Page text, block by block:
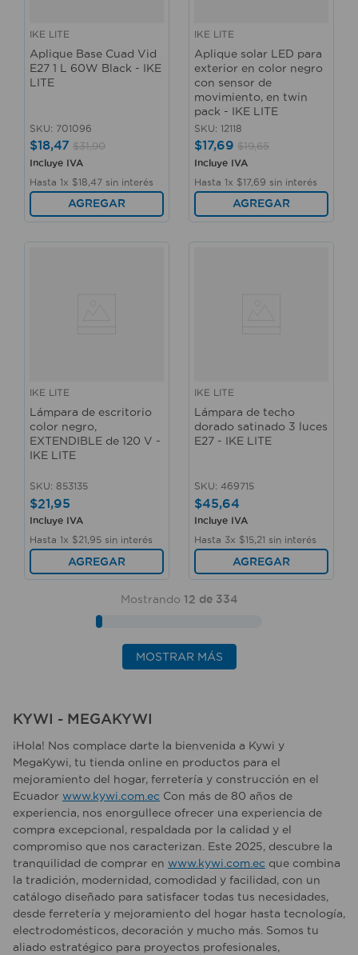
IKE LITE
Aplique Base Cuad Vid
E27 1 L 60W Black - IKE
LITE
SKU: 701096
$18,47 $31,90
Incluye IVA
Hasta 1x $18 47 sin interés
AGREGAR
IKE LITE
Aplique solar LED para
exterior en color negro
con sensor de
movimiento, en twin
pack - IKE LITE
SKU: 12118
$17,69 $19,65
Incluye IVA
Hasta 1x $17, 69 sin interés
AGREGAR
IKE LITE
Lámpara de escritorio
color negro,
EXTENDIBLE de 120 V -
IKE LITE
SKU: 853135
$21,95
Incluye IVA
Hasta 1x $21 95 sin interés
AGREGAR
IKE LITE
Lámpara de techo
dorado satinado 3 luces
E27 - IKE LITE
SKU: 469715
$45,64
Incluye IVA
Hasta 3x $15 21 sin interés
AGREGAR
Mostrando 12 de 334
MOSTRAR MÁS
KYWI - MEGAKYWI
¡Hola! Nos complace darte la bienvenida a Kywi y
MegaKywi, tu tienda online en productos para el
mejoramiento del hogar, ferretería y construcción en el
Ecuador www.kywi.com.ec Con más de 80 años de
experiencia, nos enorgullece ofrecer una experiencia de
compra excepcional, respaldada por la calidad y el
compromiso que nos caracterizan. Este 2025, descubre la
tranquilidad de comprar en www.kywi.com.ec que combina
la tradición, modernidad, comodidad y facilidad, con un
catálogo diseñado para satisfacer todas tus necesidades,
desde ferretería y mejoramiento del hogar hasta tecnología,
electrodomésticos, decoración y mucho más. Somos tu
aliado estratégico para proyectos profesionales,